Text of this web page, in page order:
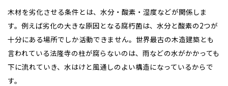
木材を劣化させる条件とは、水分・酸素・湿度などが関係しま
す。例えば劣化の大きな原因となる腐朽菌は、水分と酸素の2つが
十分にある場所でしか活動できません。世界最古の木造建築とも
言われている法隆寺の柱が腐らないのは、雨などの水がかかっても
下に流れていき、水はけと風通しのよい構造になっているからで
す。
道央
道北
青森
秋田
甲信越・北陸
新潟
関東
小樽
道央
苫小牧千歳
小樽
道北
旭川
青森県
八戸
青森
秋田県
秋田
甲信越・北陸
長岡
関東
東京都
世田谷